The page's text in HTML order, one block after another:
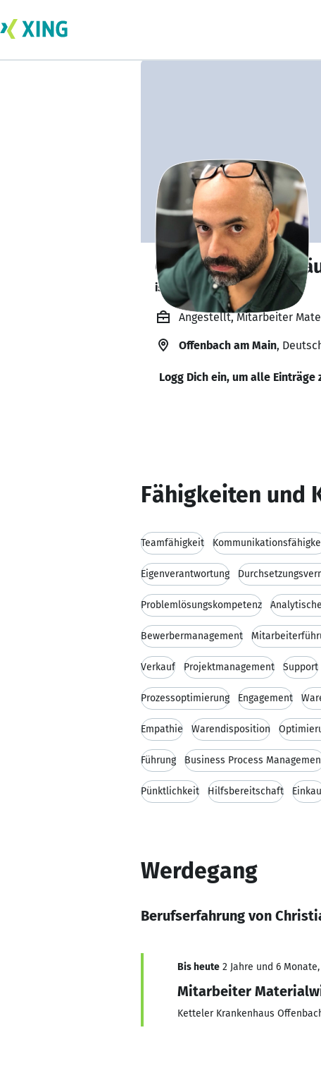
Christian
ist offen für Projekte. 🔎
Angestellt, Mitarbeiter
Offenbach am Main,
Logg Dich ein, um alle Einträge
Fähigkeiten und
Teamfähigkeit
Eigenverantwortung
Problemlösungskompetenz
Bewerbermanagement
Verkauf Projektmanagement Support
Prozessoptimierung Engagement
Empathie Warendisposition
Führung Business Process
Pünktlichkeit Hilfsbereitschaft
Werdegang
Berufserfahrung von
Bis heute 2 Jahre und 6
Mitarbeiter
Ketteler Krankenhaus